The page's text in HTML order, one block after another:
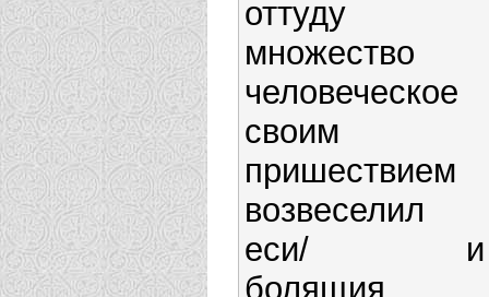
оттуду
множество
человеческое
своим
пришествием
возвеселил
еси/ и
болящия